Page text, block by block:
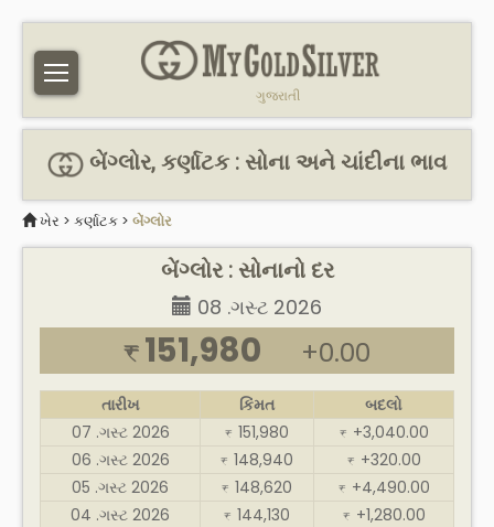
ગુજરાતી
બેંગ્લોર, કર્ણાટક : સોના અને ચાંદીના ભાવ
ખેર > કર્ણાટક > બેંગ્લોર
બેંગ્લોર : સોનાનો દર
08 .ગસ્ટ 2026
₹ 151,980 +0.00
તારીખ કિંમત
બદલો
07 .ગસ્ટ 2026
₹ 151,980 ₹ +3,040.00
06 .ગસ્ટ 2026
₹ 148,940 ₹ +320.00
05 .ગસ્ટ 2026
₹ 148,620 ₹ +4,490.00
04 .ગસ્ટ 2026
₹ 144,130 ₹ +1,280.00